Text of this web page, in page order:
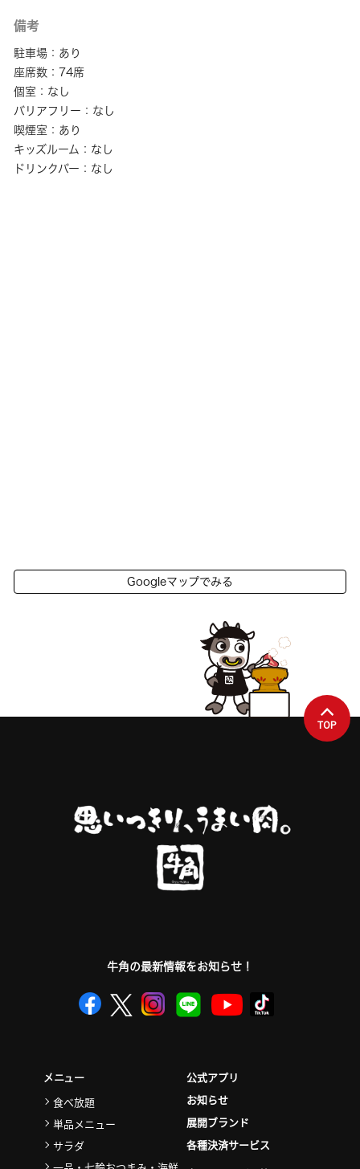
備考
駐車場：あり
座席数：74席
個室：なし
バリアフリー：なし
喫煙室：あり
キッズルーム：なし
ドリンクバー：なし
Googleマップでみる
TOP
牛角の最新情報をお知らせ！
メニュー
食べ放題
単品メニュー
サラダ
公式アプリ
お知らせ
展開ブランド
各種決済サービス